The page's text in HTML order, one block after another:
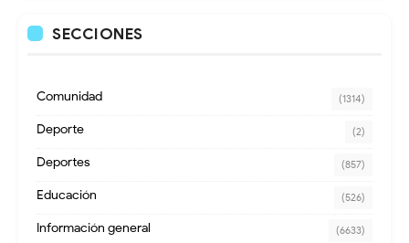
SECCIONES
Comunidad (1314)
Deporte (2)
Deportes (857)
Educación (526)
Información general (6633)